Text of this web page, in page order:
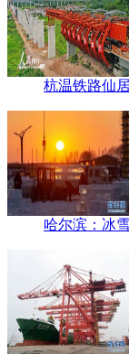
杭温铁路仙
哈尔滨：冰